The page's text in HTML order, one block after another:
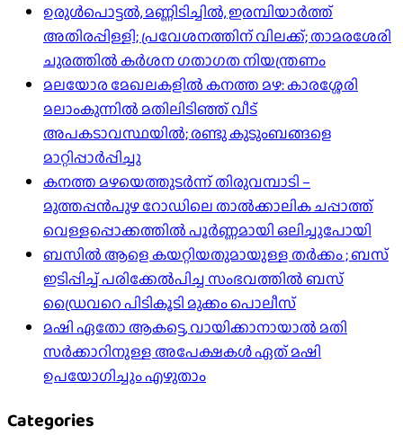
ഉരുൾപൊട്ടൽ, മണ്ണിടിച്ചിൽ, ഇരമ്പിയാര്‍ത്ത്
അതിരപ്പിള്ളി; പ്രവേശനത്തിന് വിലക്ക്; താമരശേരി
ചുരത്തില്‍ കര്‍ശന ഗതാഗത നിയന്ത്രണം
മലയോര മേഖലകളിൽ കനത്ത മഴ: കാരശ്ശേരി
മലാംകുന്നിൽ മതിലിടിഞ്ഞ് വീട്
അപകടാവസ്ഥയിൽ; രണ്ടു കുടുംബങ്ങളെ
മാറ്റിപ്പാർപ്പിച്ചു
കനത്ത മഴയെത്തുടർന്ന് തിരുവമ്പാടി –
മുത്തപ്പൻപുഴ റോഡിലെ താൽക്കാലിക ചപ്പാത്ത്
വെള്ളപ്പൊക്കത്തിൽ പൂർണ്ണമായി ഒലിച്ചുപോയി
ബസിൽ ആളെ കയറ്റിയതുമായുള്ള തർക്കം ; ബസ്
ഇടിപ്പിച്ച് പരിക്കേൽപിച്ച സംഭവത്തിൽ ബസ്
ഡ്രൈവറെ പിടികൂടി മുക്കം പൊലീസ്
മഷി ഏതോ ആകട്ടെ, വായിക്കാനായാൽ മതി​
സർക്കാറിനുള്ള അപേക്ഷകൾ ഏത് മഷി
ഉപയോഗിച്ചും എഴുതാം
Categories